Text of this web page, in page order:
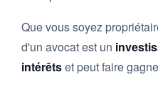
Que vous soyez
d'un avocat est un
intérêtset peut faire